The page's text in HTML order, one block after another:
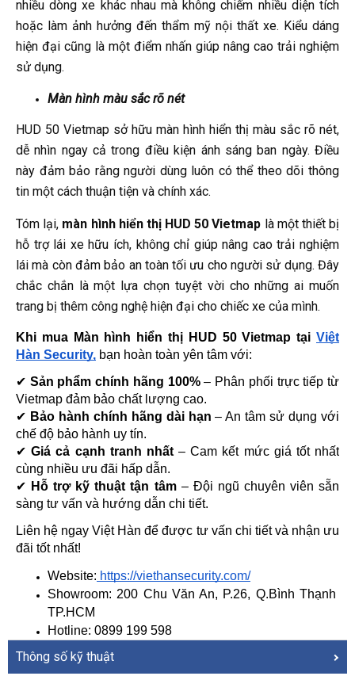
nhiều dòng xe khác nhau mà không chiếm nhiều diện tích
hoặc làm ảnh hưởng đến thẩm mỹ nội thất xe. Kiểu dáng
hiện đại cũng là một điểm nhấn giúp nâng cao trải nghiệm
sử dụng.
Màn hình màu sắc rõ nét
HUD 50 Vietmap sở hữu màn hình hiển thị màu sắc rõ nét,
dễ nhìn ngay cả trong điều kiện ánh sáng ban ngày. Điều
này đảm bảo rằng người dùng luôn có thể theo dõi thông
tin một cách thuận tiện và chính xác.
Tóm lại, màn hình hiển thị HUD 50 Vietmap là một thiết bị
hỗ trợ lái xe hữu ích, không chỉ giúp nâng cao trải nghiệm
lái mà còn đảm bảo an toàn tối ưu cho người sử dụng. Đây
chắc chắn là một lựa chọn tuyệt vời cho những ai muốn
trang bị thêm công nghệ hiện đại cho chiếc xe của mình.
Khi mua Màn hình hiển thị HUD 50 Vietmap tại Việt
Hàn Security, bạn hoàn toàn yên tâm với:
✔ Sản phẩm chính hãng 100% – Phân phối trực tiếp từ
Vietmap đảm bảo chất lượng cao.
✔ Bảo hành chính hãng dài hạn – An tâm sử dụng với
chế độ bảo hành uy tín.
✔ Giá cả cạnh tranh nhất – Cam kết mức giá tốt nhất
cùng nhiều ưu đãi hấp dẫn.
✔ Hỗ trợ kỹ thuật tận tâm – Đội ngũ chuyên viên sẵn
sàng tư vấn và hướng dẫn chi tiết.
Liên hệ ngay Việt Hàn để được tư vấn chi tiết và nhận ưu
đãi tốt nhất!
Website: https://viethansecurity.com/
Showroom: 200 Chu Văn An, P.26, Q.Bình Thạnh
TP.HCM
Hotline: 0899 199 598
Thông số kỹ thuật